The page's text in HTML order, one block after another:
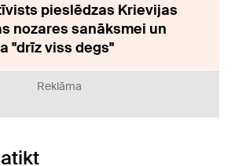
pieslēdzas Krievijas
nozares sanāksmei un
"drīz viss degs"
Reklāma